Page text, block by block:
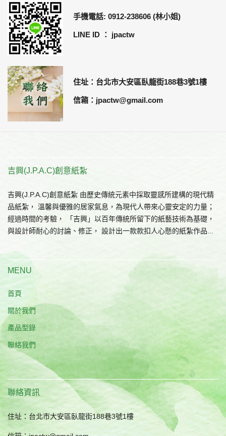
手機電話: 0912-238606 (林小姐)
LINE ID ： jpactw
住址：台北市大安區臥龍街188巷3號1樓
信箱：jpactw@gmail.com
吉興(J.P.A.C)創意紙紮
吉興(J.P.A.C)創意紙紮 由歷史傳統元素中採取靈感所建構的現代精
品紙紮， 溫馨與優雅的居家氣息，為現代人帶來心靈安定的力量；
經過時間的考驗， 「吉興」以百年傳統所留下的紙藝技術為基礎，
與設計師耐心的討論、修正， 設計出一款款扣人心懸的紙紮作品...
MENU
首頁
關於我們
產品型錄
聯絡我們
聯絡資訊
住址：台北市大安區臥龍街188巷3號1樓